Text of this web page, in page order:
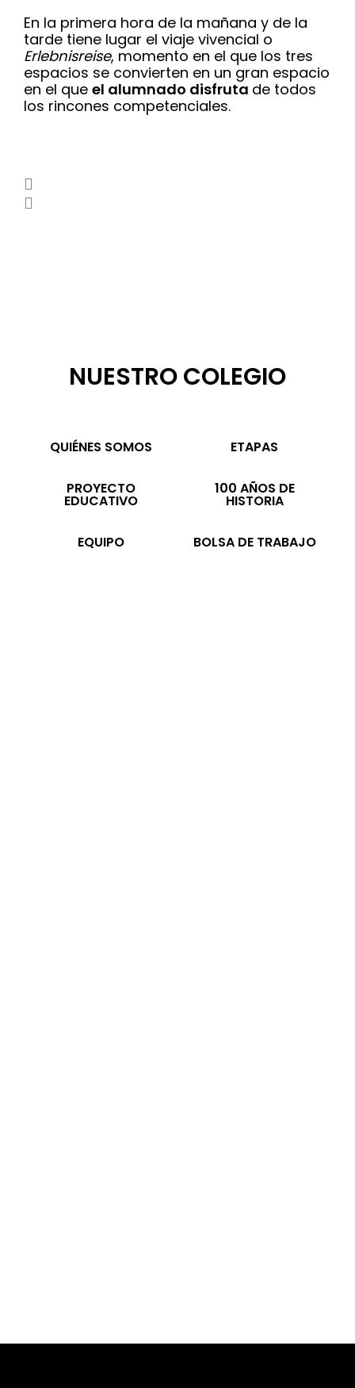
En la primera hora de la mañana y de la
tarde tiene lugar el viaje vivencial o
Erlebnisreise, momento en el que los tres
espacios se convierten en un gran espacio
en el que el alumnado disfruta de todos
los rincones competenciales.
NUESTRO COLEGIO
QUIÉNES SOMOS ETAPAS
PROYECTO
EDUCATIVO
100 AÑOS DE
HISTORIA
EQUIPO BOLSA DE TRABAJO